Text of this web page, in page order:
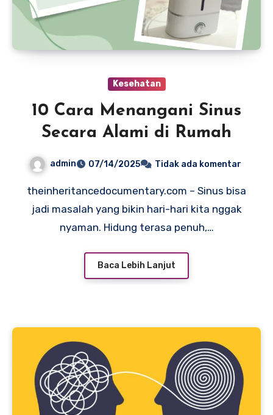
Kesehatan
10 Cara Menangani Sinus
Secara Alami di Rumah
admin 07/14/2025 Tidak ada komentar
theinheritancedocumentary.com – Sinus bisa
jadi masalah yang bikin hari-hari kita nggak
nyaman. Hidung terasa penuh,…
Baca Lebih Lanjut